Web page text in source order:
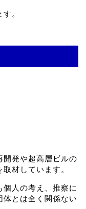
。
開発や超高層ビルの
材しています。
個人の考え、推察に
とは全く関係ない